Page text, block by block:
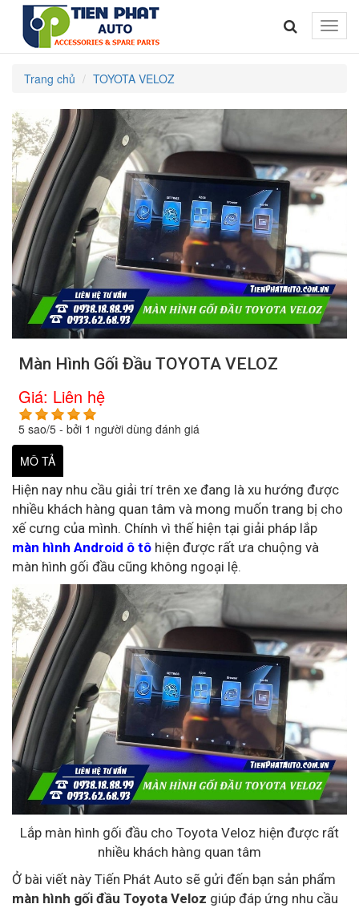
Toggle
Trang chủ TOYOTA VELOZ
Màn Hình Gối Đầu TOYOTA VELOZ
Giá: Liên hệ
5 sao/5 - bởi 1 người dùng đánh giá
MÔ TẢ
Hiện nay nhu cầu giải trí trên xe đang là xu hướng được
nhiều khách hàng quan tâm và mong muốn trang bị cho
xế cưng của mình. Chính vì thế hiện tại giải pháp lắp
màn hình Android ô tô hiện được rất ưa chuộng và
màn hình gối đầu cũng không ngoại lệ.
Lắp màn hình gối đầu cho Toyota Veloz hiện được rất
nhiều khách hàng quan tâm
Ở bài viết này Tiến Phát Auto sẽ gửi đến bạn sản phẩm
màn hình gối đầu Toyota Veloz giúp đáp ứng nhu cầu